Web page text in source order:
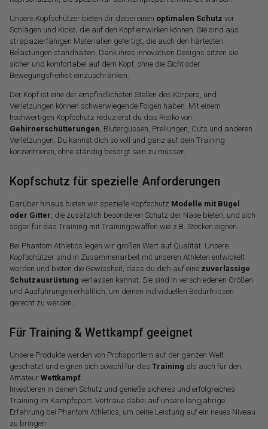
Unsere Kopfschützer bieten dir dabei einen optimalen Schutz vor
Schlägen und Kicks, die auf den Kopf einwirken können. Sie sind aus
strapazierfähigen Materialien gefertigt, die auch den härtesten
Belastungen standhalten. Dank ihres innovativen Designs sitzen sie
sicher und komfortabel auf dem Kopf, ohne die Sicht oder
Bewegungsfreiheit einzuschränken.
Der Kopf ist eine der empfindlichsten Stellen des Körpers, und
Verletzungen können schwerwiegende Folgen haben. Mit einem
hochwertigen Kopfschutz reduzierst du das Risiko von
Gehirnerschütterungen, Blutergüssen, Prellungen, Cuts und anderen
Verletzungen. Du kannst dich so voll und ganz auf dein Training
konzentrieren, ohne ständig besorgt sein zu müssen.
Kopfschutz für spezielle Anforderungen
Darüber hinaus bieten wir spezielle Kopfschutz Modelle mit Bügel
oder Gitter, die zusätzlich besonderen Schutz der Nase bieten, und sich
sogar für das Training mit Trainingswaffen wie z.B. Stöcken eignen.
Bei Phantom Athletics legen wir großen Wert auf Qualität. Unsere
Kopfschützer sind in Zusammenarbeit mit unseren Athleten entwickelt
worden und bieten die Gewissheit, dass du dich auf eine zuverlässige
Schutzausrüstung verlassen kannst. Sie sind in verschiedenen Größen
und Ausführungen erhältlich, um deinen individuellen Bedürfnissen
gerecht zu werden.
Für Training & Wettkampf geeignet
Unsere Produkte werden von Profisportlern auf der ganzen Welt
geschätzt und eignen sich sowohl für dasTraining als auch für den
AmateurWettkampf.
Investieren in deinen Schutz und genieße sicheres und erfolgreiches
Training im Kampfsport. Vertraue dabei auf unsere langjährige
Erfahrung bei Phantom Athletics, um deine Leistung auf ein neues Niveau
zu bringen.